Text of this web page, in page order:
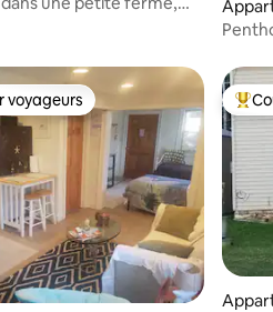
de 39 commentaires : 4,56 sur
voyageurs
voyageurs